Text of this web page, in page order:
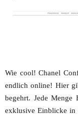
Wie cool! Chanel
endlich online! Hier
begehrt. Jede Menge
exklusive Einblicke in